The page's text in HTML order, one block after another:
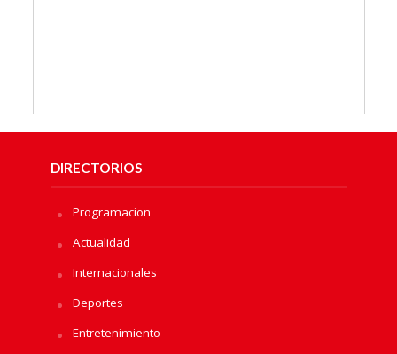
DIRECTORIOS
Programacion
Actualidad
Internacionales
Deportes
Entretenimiento